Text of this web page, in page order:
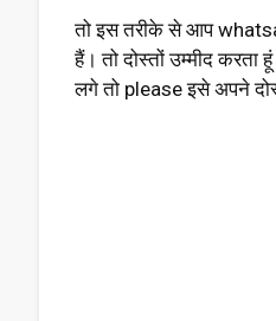
तो इस तरीके से आप
हैं। तो दोस्तों उम्मीद
लगे तो please इसे अपने